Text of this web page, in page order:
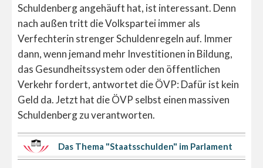
Schuldenberg angehäuft hat, ist interessant. Denn
nach außen tritt die Volkspartei immer als
Verfechterin strenger Schuldenregeln auf. Immer
dann, wenn jemand mehr Investitionen in Bildung,
das Gesundheitssystem oder den öffentlichen
Verkehr fordert, antwortet die ÖVP: Dafür ist kein
Geld da. Jetzt hat die ÖVP selbst einen massiven
Schuldenberg zu verantworten.
Das Thema "Staatsschulden" im Parlament